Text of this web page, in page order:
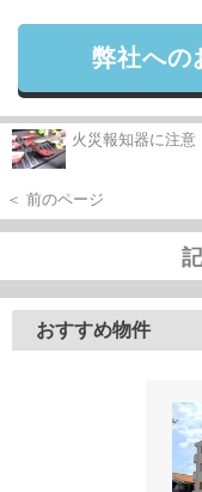
弊社への
火災報知器に注意
＜ 前のページ
おすすめ物件